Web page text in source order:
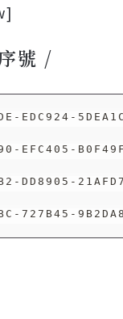
號 /
EDC924-
EFC405-
DD8905-